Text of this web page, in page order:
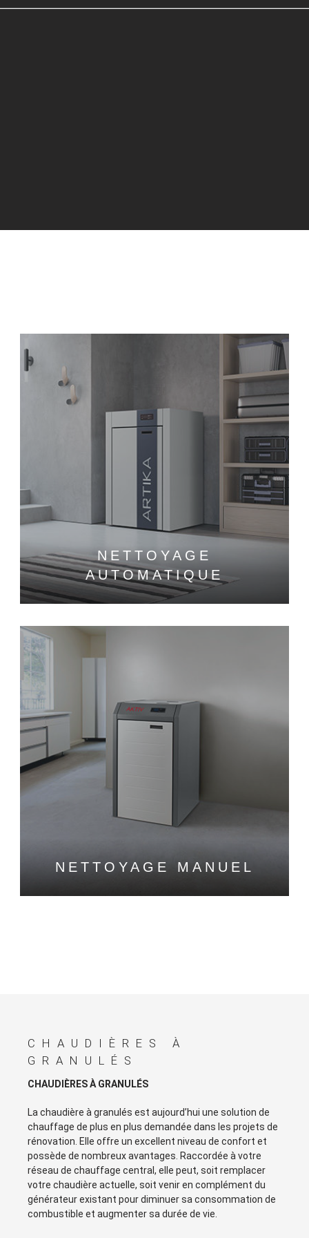
NETTOYAGE
AUTOMATIQUE
NETTOYAGE MANUEL
CHAUDIÈRES À
GRANULÉS
CHAUDIÈRES À GRANULÉS
La chaudière à granulés est aujourd’hui une solution de
chauffage de plus en plus demandée dans les projets de
rénovation. Elle offre un excellent niveau de confort et
possède de nombreux avantages. Raccordée à votre
réseau de chauffage central, elle peut, soit remplacer
votre chaudière actuelle, soit venir en complément du
générateur existant pour diminuer sa consommation de
combustible et augmenter sa durée de vie.